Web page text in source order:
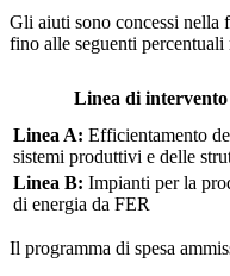
Gli aiuti sono concessi nella
fino alle seguenti percentuali
Linea di intervento
Linea A: Efficientamento
sistemi produttivi e delle
Linea B: Impianti per la
di energia da FER
Il programma di spesa